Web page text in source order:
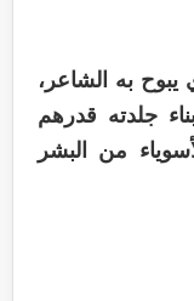
يبوح به الشاعر،
جلدته قدرهم
من البشر